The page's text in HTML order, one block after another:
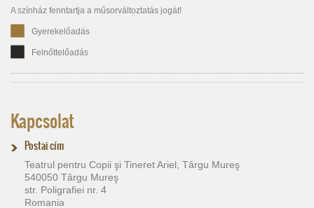
A színház fenntartja a műsorváltoztatás jogát!
Gyerekelőadás
Felnőttelőadás
Kapcsolat
Postai cím
Teatrul pentru Copii şi Tineret Ariel, Târgu Mureş
540050 Târgu Mureş
str. Poligrafiei nr. 4
Romania